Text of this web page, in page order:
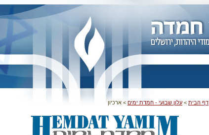
דף הבית > עלון שבועי - חמדת ימים > ארכיון